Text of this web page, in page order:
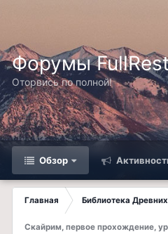
Форумы
Оторвись по полной!
Обзор
Главная Библиотека
Скайрим, первое прохождение,